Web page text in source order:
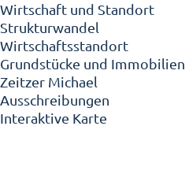
Wirtschaft und Standort
Strukturwandel
Wirtschaftsstandort
Grundstücke und Immobilien
Zeitzer Michael
Ausschreibungen
Interaktive Karte